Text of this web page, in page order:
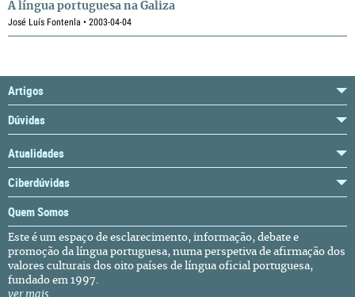
A língua portuguesa na Galiza
José Luís Fontenla • 2003-04-04
Artigos
Dúvidas
Atualidades
Ciberdúvidas
Quem Somos
Este é um espaço de esclarecimento, informação, debate e
promoção da língua portuguesa, numa perspetiva de afirmação dos
valores culturais dos oito países de língua oficial portuguesa,
fundado em 1997.